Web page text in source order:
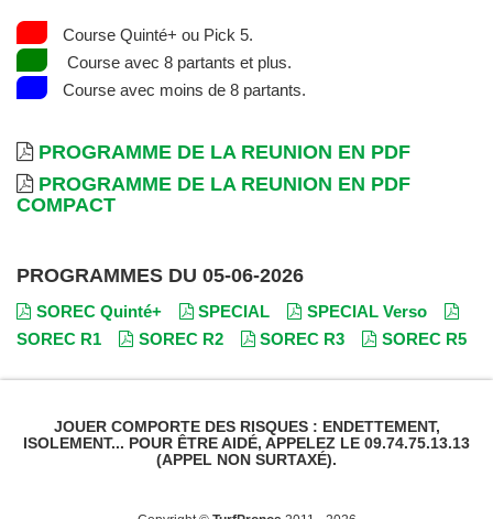
Course Quinté+ ou Pick 5.
Course avec 8 partants et plus.
Course avec moins de 8 partants.
PROGRAMME DE LA REUNION EN PDF
PROGRAMME DE LA REUNION EN PDF
COMPACT
PROGRAMMES DU 05-06-2026
SOREC Quinté+ SPECIAL
SPECIAL Verso
SOREC R1
SOREC R2 SOREC R3 SOREC R5
JOUER COMPORTE DES RISQUES : ENDETTEMENT,
ISOLEMENT... POUR ÊTRE AIDÉ, APPELEZ LE 09.74.75.13.13
(APPEL NON SURTAXÉ).